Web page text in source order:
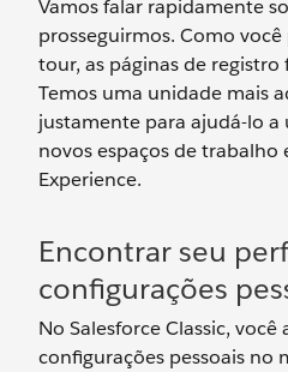
Vamos falar rapidamente
prosseguirmos. Como
tour, as páginas de
Temos uma unidade mais
justamente para ajudá-lo a
novos espaços de
Experience.
Encontrar seu
configurações
No Salesforce Classic, você
configurações pessoais no